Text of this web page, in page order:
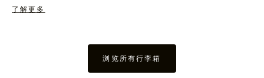
了解更多
浏览所有行李箱